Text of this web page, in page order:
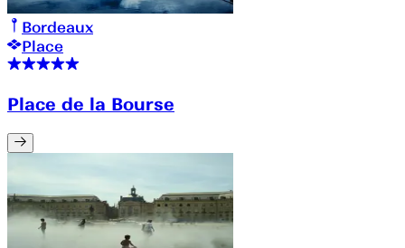
Bordeaux
Place
Place de la Bourse